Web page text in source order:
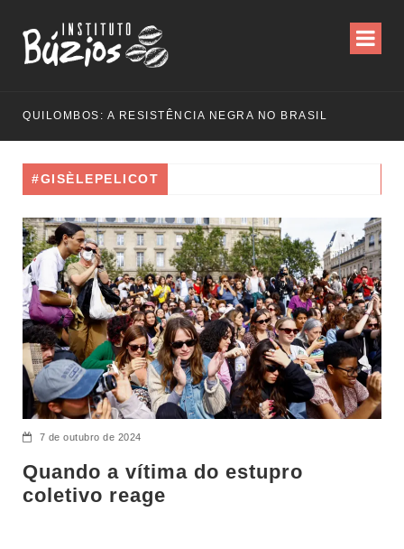
QUILOMBOS: A RESISTÊNCIA NEGRA NO BRASIL
#GISÈLEPELICOT
7 de outubro de 2024
Quando a vítima do estupro
coletivo reage